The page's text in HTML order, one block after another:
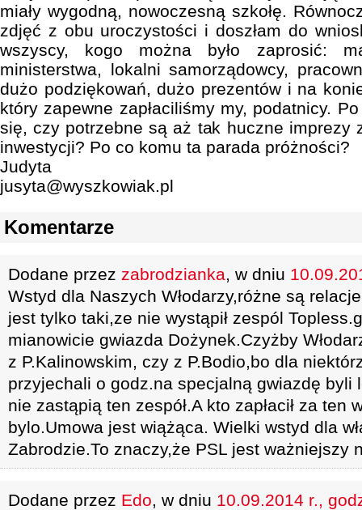
miały wygodną, nowoczesną szkołę.
zdjęć z obu uroczystości i doszłam do
wszyscy, kogo można było zaprosić:
ministerstwa, lokalni samorządowcy,
dużo podziękowań, dużo prezentów i na
który zapewne zapłaciliśmy my, podatnicy.
się, czy potrzebne są aż tak huczne imprezy
inwestycji? Po co komu ta parada próżności?
Judyta
jusyta@wyszkowiak.pl
Komentarze
Dodane przez zabrodzianka, w dniu
Wstyd dla Naszych Włodarzy,różne są
jest tylko taki,ze nie wystąpił zespól
mianowicie gwiazda Dożynek.Czyżby
z P.Kalinowskim, czy z P.Bodio,bo dla
przyjechali o godz.na specjalną gwiazdę byli
nie zastąpią ten zespół.A kto zapłacił za ten
bylo.Umowa jest wiążąca. Wielki wstyd dla
Zabrodzie.To znaczy,że PSL jest ważniejszy
Dodane przez Edo, w dniu 10.09.2014 r.,